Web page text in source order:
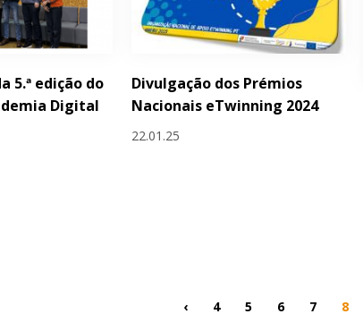
5.ª edição do
Digital
Divulgação dos Prémios
Nacionais eTwinning 2024
22.01.25
‹ 4 5 6 7 8